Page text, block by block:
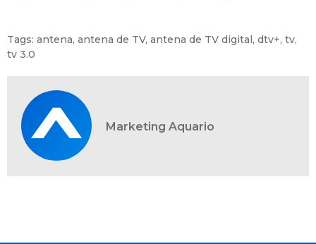
Tags: antena, antena de TV, antena de TV digital, dtv+, tv,
tv 3.0
Marketing Aquario